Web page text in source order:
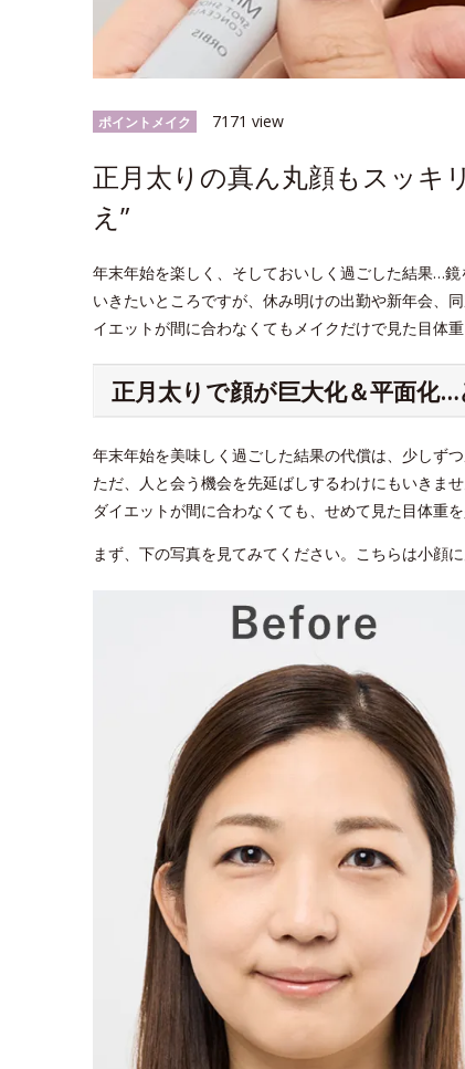
ポイントメイク 7171 view
正月太りの真ん丸顔もスッキ
え”
年末年始を楽しく、そしておいしく過ごした結果…
いきたいところですが、休み明けの出勤や新年会、
イエットが間に合わなくてもメイクだけで見た目体
正月太りで顔が巨大化＆平面化…
年末年始を美味しく過ごした結果の代償は、少しず
ただ、人と会う機会を先延ばしするわけにもいきませ
ダイエットが間に合わなくても、せめて見た目体重
まず、下の写真を見てみてください。こちらは小顔